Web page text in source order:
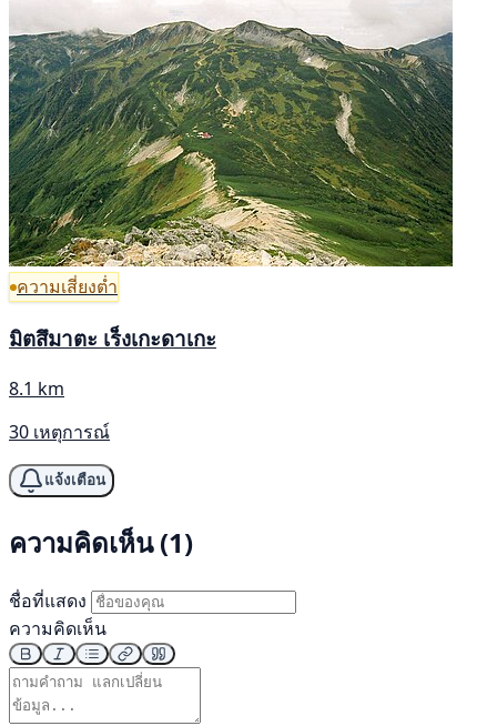
ความเสี่ยงต่ำ
มิตสึมาตะ เร็งเกะดาเกะ
8.1 km
30 เหตุการณ์
แจ้งเตือน
ความคิดเห็น (1)
ชื่อที่แสดง
ความคิดเห็น